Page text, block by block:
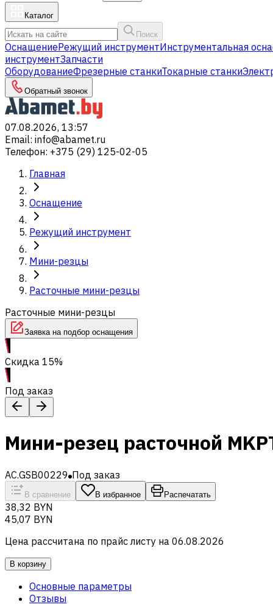
Каталог
Поиск
ОснащениеРежущий инструментИнструментальная
инструментЗапчасти
ОборудованиеФрезерные станкиТокарные станки
Обратный звонок
07.08.2026, 13:57
Email: info@abamet.ru
Телефон: +375 (29) 125-02-05
Главная
Оснащение
Режущий инструмент
Мини-резцы
Расточные мини-резцы
Расточные мини-резцы
Заявка на подбор оснащения
Скидка 15%
Под заказ
Мини-резец расточной
AC.GSB00229 Под заказ
В сравнение В избранное Распечатать
38,32 BYN
45,07 BYN
Цена рассчитана по прайс листу на 06.08.2026
В корзину
Основные параметры
Отзывы